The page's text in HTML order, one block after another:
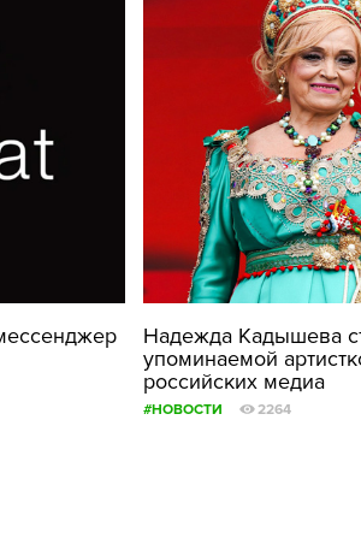
Надежда Кадышева
упоминаемой
российских медиа
#НОВОСТИ 2264